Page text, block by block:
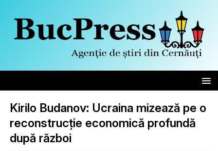
Kirilo Budanov: Ucraina mizează pe o
reconstrucție economică profundă
după război